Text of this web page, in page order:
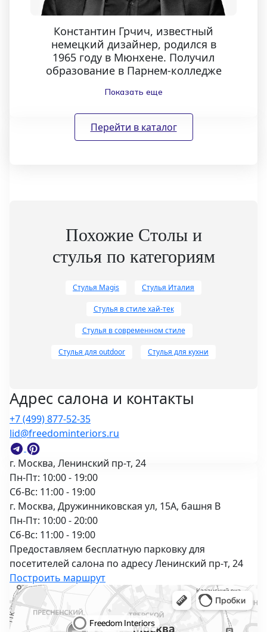
Константин Грчич, известный
немецкий дизайнер, родился в
1965 году в Мюнхене. Получил
образование в Парнем-колледже
Грчич окончательно утвердился
в своем выборе профессии
благодаря творчеству
известного итальянского
Моррисоном. Вернувшись в
Германию, он основал
собственную дизайн-студию в
Берлине, которая быстро начала
сотрудничать с ведущими
мебельными брендами.
Показать еще
Перейти в каталог
Похожие Столы и
стулья по категориям
Стулья Magis Стулья Италия
Стулья в стиле хай-тек
Стулья в современном стиле
Стулья для outdoor Стулья для кухни
Адрес салона и контакты
г. Москва, Ленинский пр-т, 24
Пн-Пт: 10:00 - 19:00
Сб-Вс: 11:00 - 19:00
г. Москва, Дружинниковская ул, 15А, башня В
Пн-Пт: 10:00 - 20:00
Сб-Вс: 11:00 - 19:00
Предоставляем бесплатную парковку для
посетителей салона по адресу Ленинский пр-т, 24
Построить маршрут
+7 (499) 877-52-35
lid@freedominteriors.ru